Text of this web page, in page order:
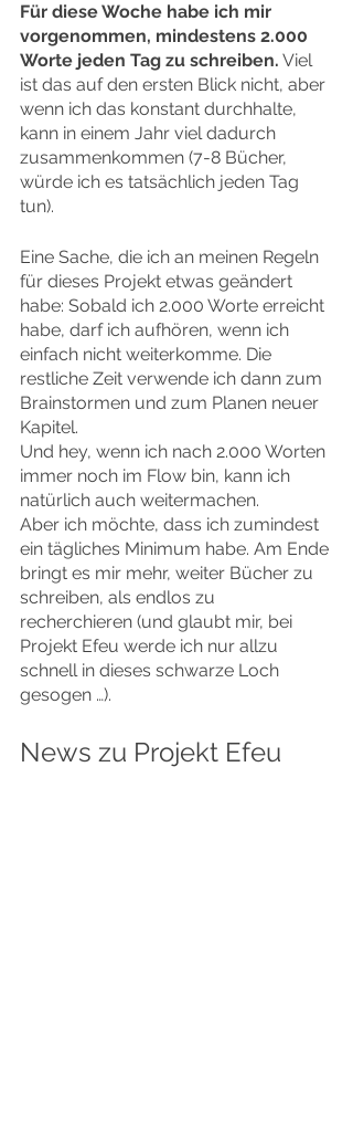
Für diese Woche habe ich mir
vorgenommen, mindestens 2.000
Worte jeden Tag zu schreiben. Viel
ist das auf den ersten Blick nicht, aber
wenn ich das konstant durchhalte,
kann in einem Jahr viel dadurch
zusammenkommen (7-8 Bücher,
würde ich es tatsächlich jeden Tag
tun).
Eine Sache, die ich an meinen Regeln
für dieses Projekt etwas geändert
habe: Sobald ich 2.000 Worte erreicht
habe, darf ich aufhören, wenn ich
einfach nicht weiterkomme. Die
restliche Zeit verwende ich dann zum
Brainstormen und zum Planen neuer
Kapitel.
Und hey, wenn ich nach 2.000 Worten
immer noch im Flow bin, kann ich
natürlich auch weitermachen.
Aber ich möchte, dass ich zumindest
ein tägliches Minimum habe. Am Ende
bringt es mir mehr, weiter Bücher zu
schreiben, als endlos zu
recherchieren (und glaubt mir, bei
Projekt Efeu werde ich nur allzu
schnell in dieses schwarze Loch
gesogen …).
News zu Projekt Efeu